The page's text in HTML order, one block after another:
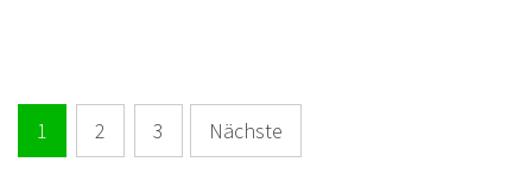
Seitennummerierung
1 2 3 Nächste